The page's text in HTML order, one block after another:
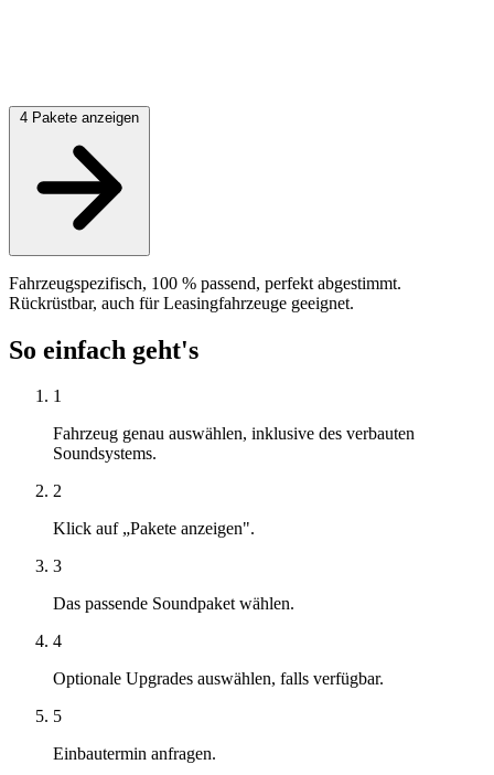
4 Pakete anzeigen
Fahrzeugspezifisch, 100 % passend, perfekt abgestimmt.
Rückrüstbar, auch für Leasingfahrzeuge geeignet.
So einfach geht's
1
Fahrzeug genau auswählen, inklusive des verbauten
Soundsystems.
2
Klick auf „Pakete anzeigen".
3
Das passende Soundpaket wählen.
4
Optionale Upgrades auswählen, falls verfügbar.
5
Einbautermin anfragen.